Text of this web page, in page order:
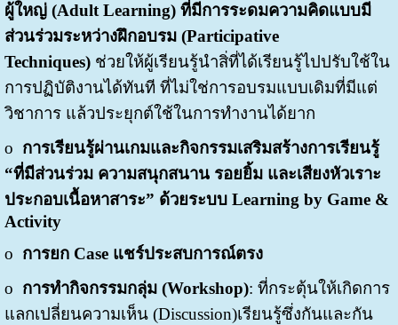
ผู้ใหญ่ (Adult Learning) ที่มีการระดมความคิดแบบมี
ส่วนร่วมระหว่างฝึกอบรม (Participative
Techniques) ช่วยให้ผู้เรียนรู้นำสิ่ที่ได้เรียนรู้ไปปรับใช้ใน
การปฏิบัติงานได้ทันที ที่ไม่ใช่การอบรมแบบเดิมที่มีแต่
วิชาการ แล้วประยุกต์ใช้ในการทำงานได้ยาก
o การเรียนรู้ผ่านเกมและกิจกรรมเสริมสร้างการเรียนรู้
“ที่มีส่วนร่วม ความสนุกสนาน รอยยิ้ม และเสียงหัวเราะ
ประกอบเนื้อหาสาระ” ด้วยระบบ Learning by Game &
Activity
o การยก Case แชร์ประสบการณ์ตรง
o การทำกิจกรรมกลุ่ม(Workshop): ที่กระตุ้นให้เกิดการ
แลกเปลี่ยนความเห็น (Discussion)เรียนรู้ซึ่งกันและกัน